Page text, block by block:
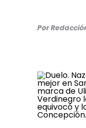
Por